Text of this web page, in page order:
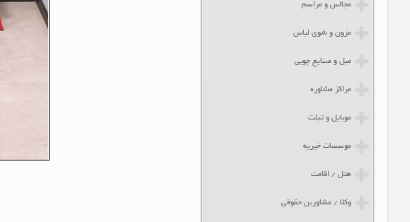
مجالس و مراسم
مزون و شوی لباس
مبل و صنایع چوبی
مراکز مشاوره
موبایل و تبلت
موسسات خیریه
هتل / اقامت
وکلا / مشاورین حقوقی